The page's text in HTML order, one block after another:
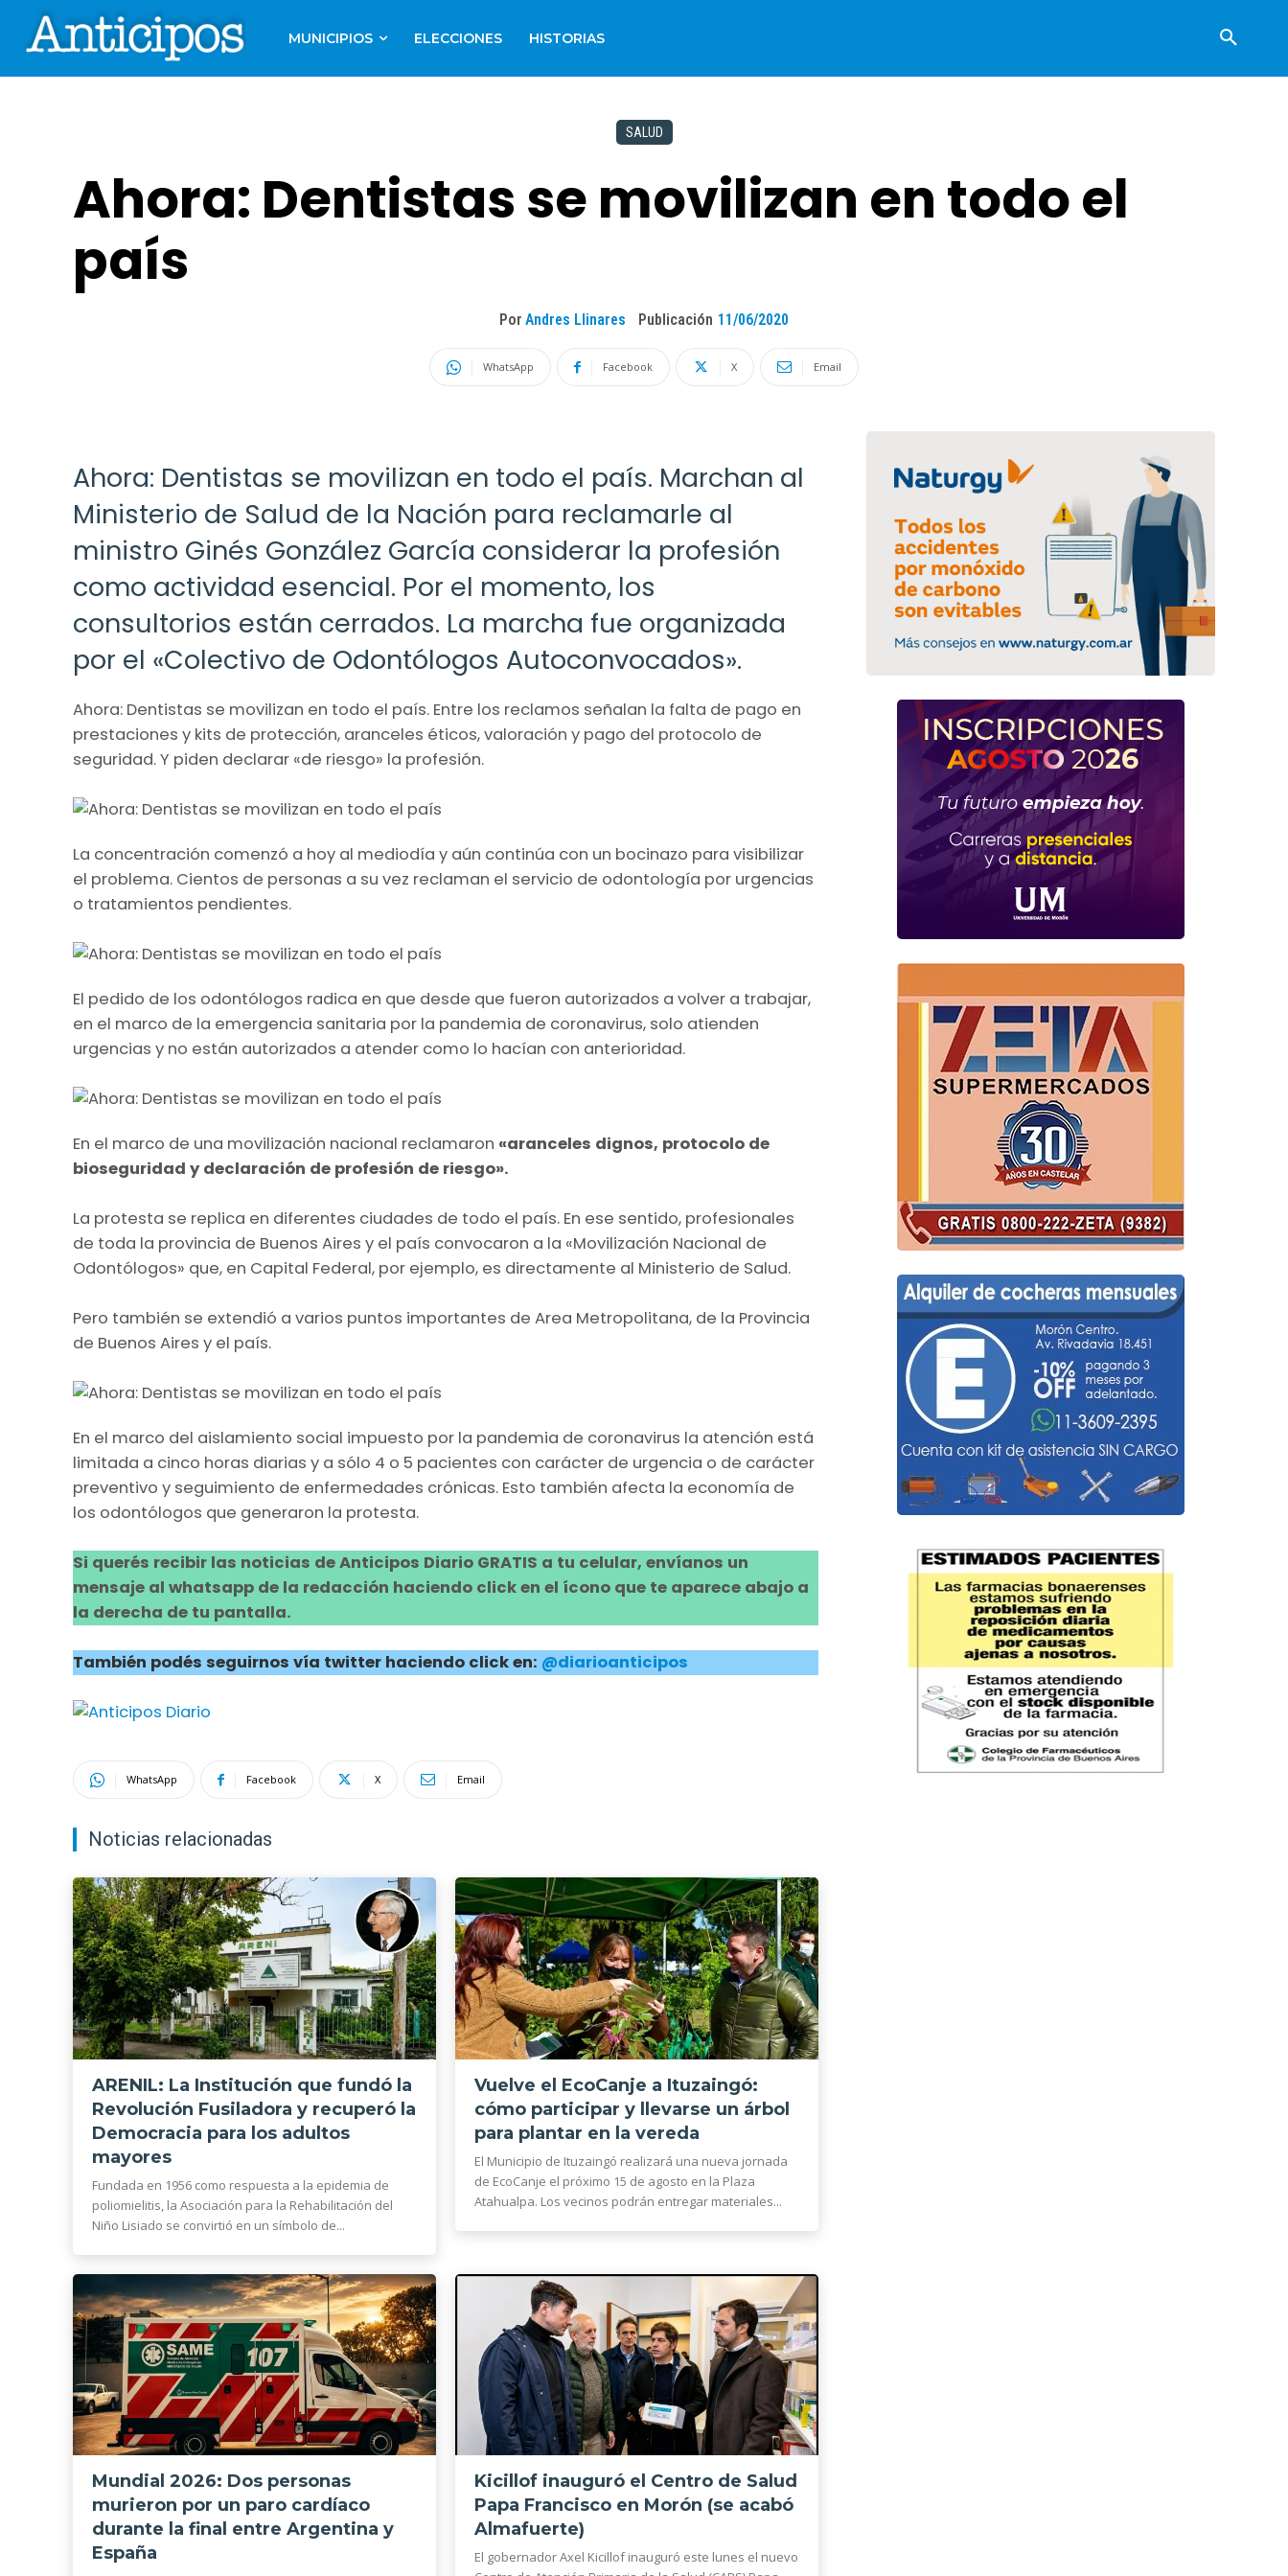
MUNICIPIOS ELECCIONES HISTORIAS
SALUD
Ahora: Dentistas se movilizan en todo el
país
Por Andres Llinares Publicación 11/06/2020
WhatsApp Facebook X Email
Ahora: Dentistas se movilizan en todo el país. Marchan al
Ministerio de Salud de la Nación para reclamarle al
ministro Ginés González García considerar la profesión
como actividad esencial. Por el momento, los
consultorios están cerrados. La marcha fue organizada
por el «Colectivo de Odontólogos Autoconvocados».
Ahora: Dentistas se movilizan en todo el país. Entre los reclamos señalan la falta de pago en
prestaciones y kits de protección, aranceles éticos, valoración y pago del protocolo de
seguridad. Y piden declarar «de riesgo» la profesión.
La concentración comenzó a hoy al mediodía y aún continúa con un bocinazo para visibilizar
el problema. Cientos de personas a su vez reclaman el servicio de odontología por urgencias
o tratamientos pendientes.
El pedido de los odontólogos radica en que desde que fueron autorizados a volver a trabajar,
en el marco de la emergencia sanitaria por la pandemia de coronavirus, solo atienden
urgencias y no están autorizados a atender como lo hacían con anterioridad.
En el marco de una movilización nacional reclamaron «aranceles dignos, protocolo de
bioseguridad y declaración de profesión de riesgo».
La protesta se replica en diferentes ciudades de todo el país. En ese sentido, profesionales
de toda la provincia de Buenos Aires y el país convocaron a la «Movilización Nacional de
Odontólogos» que, en Capital Federal, por ejemplo, es directamente al Ministerio de Salud.
Pero también se extendió a varios puntos importantes de Area Metropolitana, de la Provincia
de Buenos Aires y el país.
En el marco del aislamiento social impuesto por la pandemia de coronavirus la atención está
limitada a cinco horas diarias y a sólo 4 o 5 pacientes con carácter de urgencia o de carácter
preventivo y seguimiento de enfermedades crónicas. Esto también afecta la economía de
los odontólogos que generaron la protesta.
Si querés recibir las noticias de Anticipos Diario GRATIS a tu celular, envíanos un
mensaje al whatsapp de la redacción haciendo click en el ícono que te aparece abajo a
la derecha de tu pantalla.
También podés seguirnos vía twitter haciendo click en: @diarioanticipos
WhatsApp Facebook X Email
Noticias relacionadas
ARENIL: La Institución que fundó la
Revolución Fusiladora y recuperó la
Democracia para los adultos
mayores
Fundada en 1956 como respuesta a la epidemia de
poliomielitis, la Asociación para la Rehabilitación del
Niño Lisiado se convirtió en un símbolo de...
Vuelve el EcoCanje a Ituzaingó:
cómo participar y llevarse un árbol
para plantar en la vereda
El Municipio de Ituzaingó realizará una nueva jornada
de EcoCanje el próximo 15 de agosto en la Plaza
Atahualpa. Los vecinos podrán entregar materiales...
Mundial 2026: Dos personas
murieron por un paro cardíaco
durante la final entre Argentina y
España
Kicillof inauguró el Centro de Salud
Papa Francisco en Morón (se acabó
Almafuerte)
El gobernador Axel Kicillof inauguró este lunes el nuevo